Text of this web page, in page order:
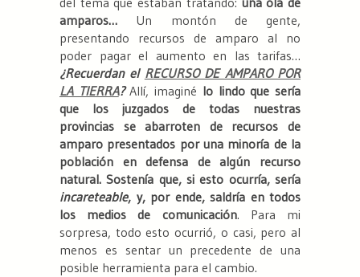
amparos… Un montón de gente,
presentando recursos de amparo al no
poder pagar el aumento en las tarifas…
¿Recuerdan el RECURSO DE AMPARO POR
LA TIERRA?Allí, imaginé lo lindo que sería
que los juzgados de todas nuestras
provincias se abarroten de recursos de
amparo presentados por una minoría de la
población en defensa de algún recurso
natural. Sostenía que, si esto ocurría, sería
incareteable, y, por ende, saldría en todos
los medios de comunicación. Para mi
sorpresa, todo esto ocurrió, o casi, pero al
menos es sentar un precedente de una
posible herramienta para el cambio.